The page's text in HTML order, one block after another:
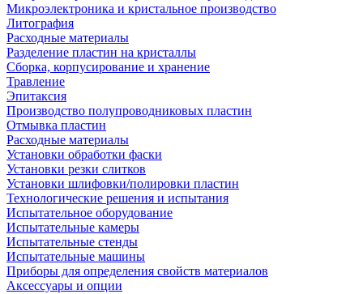
Микроэлектроника и кристальное производство
Литография
Расходные материалы
Разделение пластин на кристаллы
Сборка, корпусирование и хранение
Травление
Эпитаксия
Производство полупроводниковых пластин
Отмывка пластин
Расходные материалы
Установки обработки фаски
Установки резки слитков
Установки шлифовки/полировки пластин
Технологические решения и испытания
Испытательное оборудование
Испытательные камеры
Испытательные стенды
Испытательные машины
Приборы для определения свойств материалов
Аксессуары и опции